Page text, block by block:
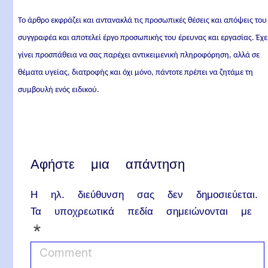
Το άρθρο εκφράζει και αντανακλά τις προσωπικές θέσεις και απόψεις του
συγγραφέα και αποτελεί έργο προσωπικής του έρευνας και εργασίας.
γίνει προσπάθεια να σας παρέχει αντικειμενική πληροφόρηση, αλλά σε
θέματα υγείας, διατροφής και όχι μόνο, πάντοτε πρέπει να ζητάμε τη
συμβουλή ενός ειδικού.
Αφήστε μια απάντηση
Η ηλ. διεύθυνση σας δεν δημοσιεύεται.
Τα υποχρεωτικά πεδία σημειώνονται με
*